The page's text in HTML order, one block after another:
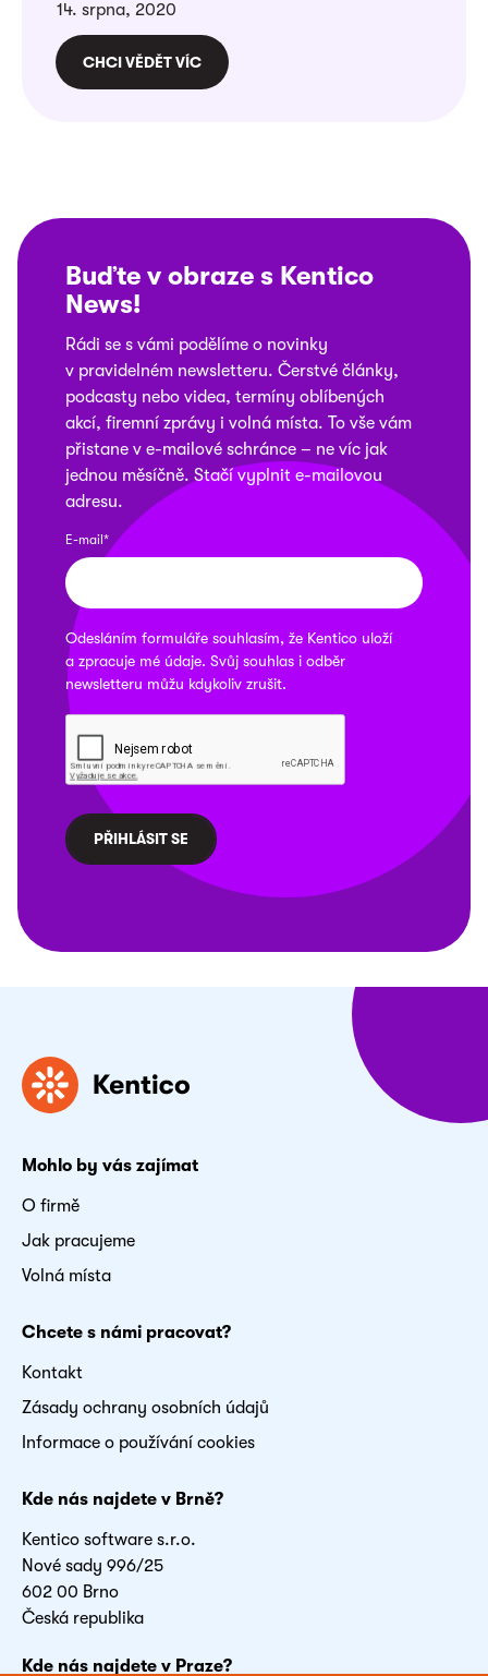
14. srpna, 2020
CHCI VĚDĚT VÍC
Buďte v obraze s Kentico
News!
Rádi se s vámi podělíme o novinky
v pravidelném newsletteru. Čerstvé články,
podcasty nebo videa, termíny oblíbených
akcí, firemní zprávy i volná místa. To vše vám
přistane v e-mailové schránce – ne víc jak
jednou měsíčně. Stačí vyplnit e-mailovou
adresu.
E-mail*
Odesláním formuláře souhlasím, že Kentico uloží
a zpracuje mé údaje. Svůj souhlas i odběr
newsletteru můžu kdykoliv zrušit.
Mohlo by vás zajímat
O firmě
Jak pracujeme
Volná místa
Chcete s námi pracovat?
Kontakt
Zásady ochrany osobních údajů
Informace o používání cookies
Kde nás najdete v Brně?
Kentico software s.r.o.
Nové sady 996/25
602 00 Brno
Česká republika
Kde nás najdete v Praze?